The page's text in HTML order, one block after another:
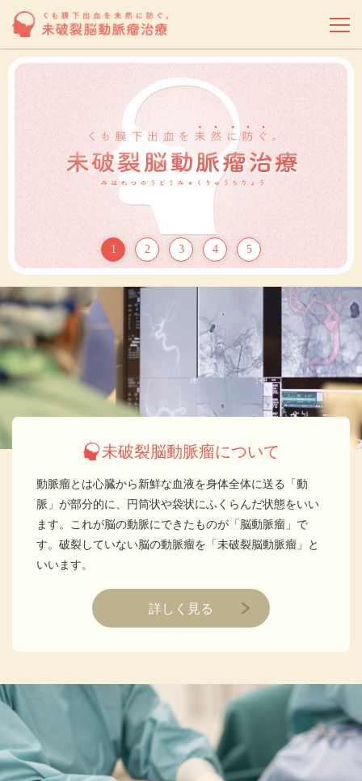
未破裂脳動脈瘤について
動脈瘤とは心臓から新鮮な血液を身体全体に送る「動
脈」が部分的に、円筒状や袋状にふくらんだ状態をいい
ます。これが脳の動脈にできたものが「脳動脈瘤」で
す。破裂していない脳の動脈瘤を「未破裂脳動脈瘤」と
いいます。
詳しく見る